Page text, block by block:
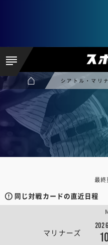
シアトル・マリ
最終
同じ対戦カードの直近日程
マリナーズ